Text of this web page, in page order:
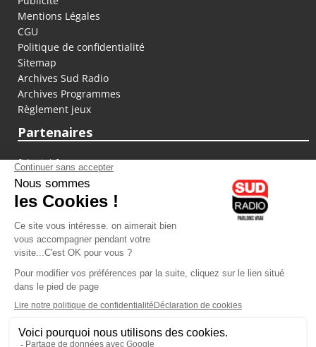
Mentions Légales
CGU
Politique de confidentialité
Sitemap
Archives Sud Radio
Archives Programmes
Règlement jeux
Partenaires
fiducial.fr
lyoncapitale.fr
olympique-et-lyonnais.com
L'application Iphone / Android
Téléchargez l'application
Les cookies
Gestion des cookies